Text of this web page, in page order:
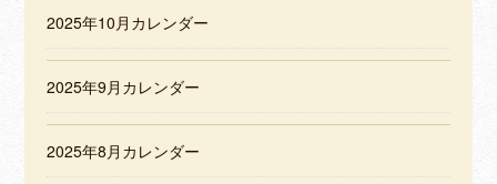
2025年10月カレンダー
2025年9月カレンダー
2025年8月カレンダー